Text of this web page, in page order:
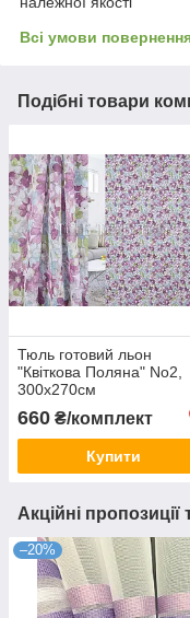
Всі умови
Подібні товари
Тюль готовий льон
"Квіткова Поляна" No2,
300х270см
660 ₴/комплект
Купити
Акційні
–20%